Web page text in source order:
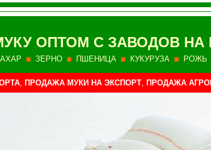
ОПТОМ С ЗАВОДОВ
ЗЕРНО ПШЕНИЦА КУКУРУЗА РОЖЬ
, ПРОДАЖА МУКИ НА ЭКСПОРТ, ПРОДАЖА